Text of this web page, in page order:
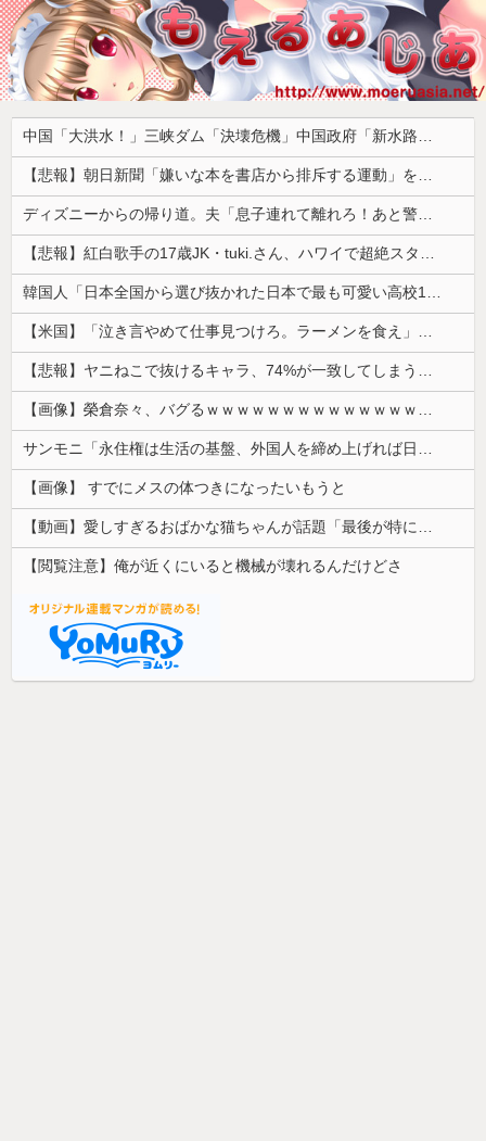
中国「大洪水！」三峡ダム「決壊危機」中国政府「新水路建設！（三峡新水路」現場職員「内部情報公開！（失踪」湖南省「三峡放流情報（画像」台風13号「三峡接近」→
【悲報】朝日新聞「嫌いな本を書店から排斥する運動」を好意的に紹介して大炎上 → 教諭「差別のない本屋に通いたい！」ｗｗｗｗｗｗｗｗｗｗｗｗ
ディズニーからの帰り道。夫「息子連れて離れろ！あと警察に通報！」私「助けて！」駅員「どうしました！？」→トンデモナイことに…
【悲報】紅白歌手の17歳JK・tuki.さん、ハワイで超絶スタイルを晒すも『顔だけ頑なに隠す』ムーブを継続へｗｗｗｗ
韓国人「日本全国から選び抜かれた日本で最も可愛い高校1年生がこの方です‥」→「これが日本のレベル‥」
【米国】「泣き言やめて仕事見つけろ。ラーメンを食え」議員らの投稿にバンス氏が猛反発…ブリトーの価格めぐる議論、共和党の内戦に発展
【悲報】ヤニねこで抜けるキャラ、74%が一致してしまうｗｗｗｗｗ
【画像】榮倉奈々、バグるｗｗｗｗｗｗｗｗｗｗｗｗｗｗｗｗ
サンモニ「永住権は生活の基盤、外国人を締め上げれば日本人が生きやすくなるは勘違い」
【画像】 すでにメスの体つきになったいもうと
【動画】愛しすぎるおばかな猫ちゃんが話題「最後が特にかわいいｗ」
【閲覧注意】俺が近くにいると機械が壊れるんだけどさ